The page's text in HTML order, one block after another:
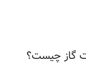
گاز چیست؟